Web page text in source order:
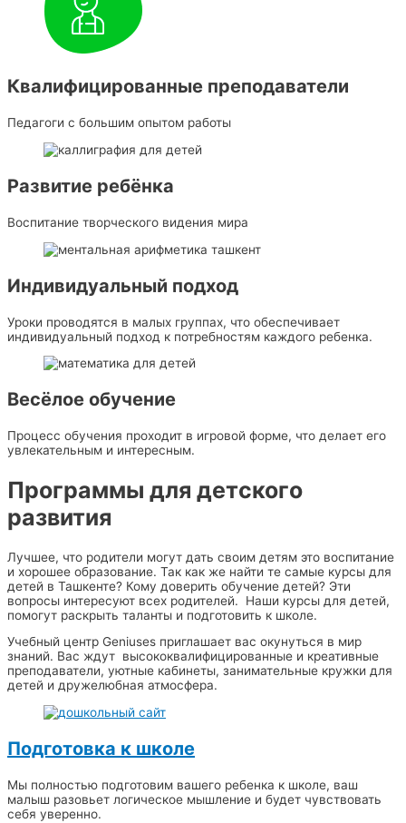
Квалифицированные преподаватели
Педагоги с большим опытом работы
Развитие ребёнка
Воспитание творческого видения мира
Индивидуальный подход
Уроки проводятся в малых группах, что обеспечивает
индивидуальный подход к потребностям каждого ребенка.
Весёлое обучение
Процесс обучения проходит в игровой форме, что делает его
увлекательным и интересным.
Программы для детского
развития
Лучшее, что родители могут дать своим детям это воспитание
и хорошее образование. Так как же найти те самые курсы для
детей в Ташкенте? Кому доверить обучение детей? Эти
вопросы интересуют всех родителей. Наши курсы для детей,
помогут раскрыть таланты и подготовить к школе.
Учебный центр Geniuses приглашает вас окунуться в мир
знаний. Вас ждут высококвалифицированные и креативные
преподаватели, уютные кабинеты, занимательные кружки для
детей и дружелюбная атмосфера.
Подготовка к школе
Мы полностью подготовим вашего ребенка к школе, ваш
малыш разовьет логическое мышление и будет чувствовать
себя уверенно.